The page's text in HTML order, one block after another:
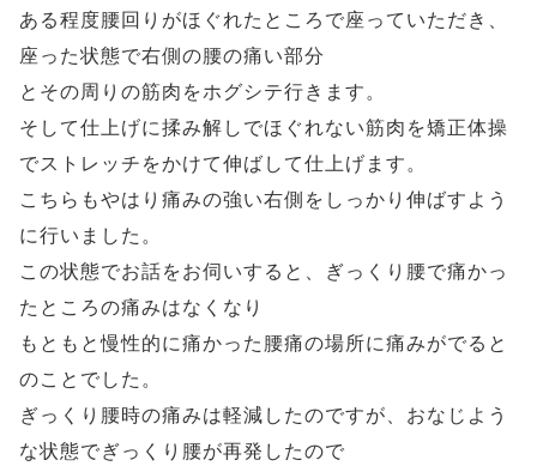
ある程度腰回りがほぐれたところで座っていただき、
座った状態で右側の腰の痛い部分
とその周りの筋肉をホグシテ行きます。
そして仕上げに揉み解しでほぐれない筋肉を矯正体操
でストレッチをかけて伸ばして仕上げます。
こちらもやはり痛みの強い右側をしっかり伸ばすよう
に行いました。
この状態でお話をお伺いすると、ぎっくり腰で痛かっ
たところの痛みはなくなり
もともと慢性的に痛かった腰痛の場所に痛みがでると
のことでした。
ぎっくり腰時の痛みは軽減したのですが、おなじよう
な状態でぎっくり腰が再発したので